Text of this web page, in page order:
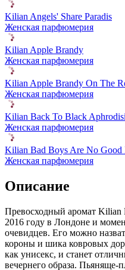
Kilian Angels' Share Paradis
Женская парфюмерия
Kilian Apple Brandy
Женская парфюмерия
Kilian Apple Brandy On The
Женская парфюмерия
Kilian Back To Black
Женская парфюмерия
Kilian Bad Boys Are No
Женская парфюмерия
Описание
Превосходный аромат Kilian
2016 году в Лондоне и
очевидцев. Его можно
короны и шика ковровых
как унисекс, и станет
вечернего образа. Пьяняще-